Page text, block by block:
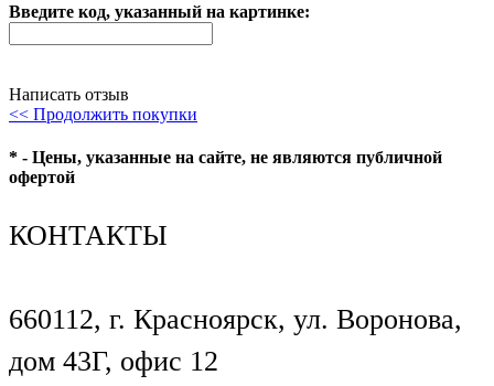
Введите код, указанный на картинке:
Написать отзыв
<< Продолжить покупки
* - Цены, указанные на сайте, не являются публичной
офертой
КОНТАКТЫ
660112, г. Красноярск, ул. Воронова,
дом 43Г, офис 12